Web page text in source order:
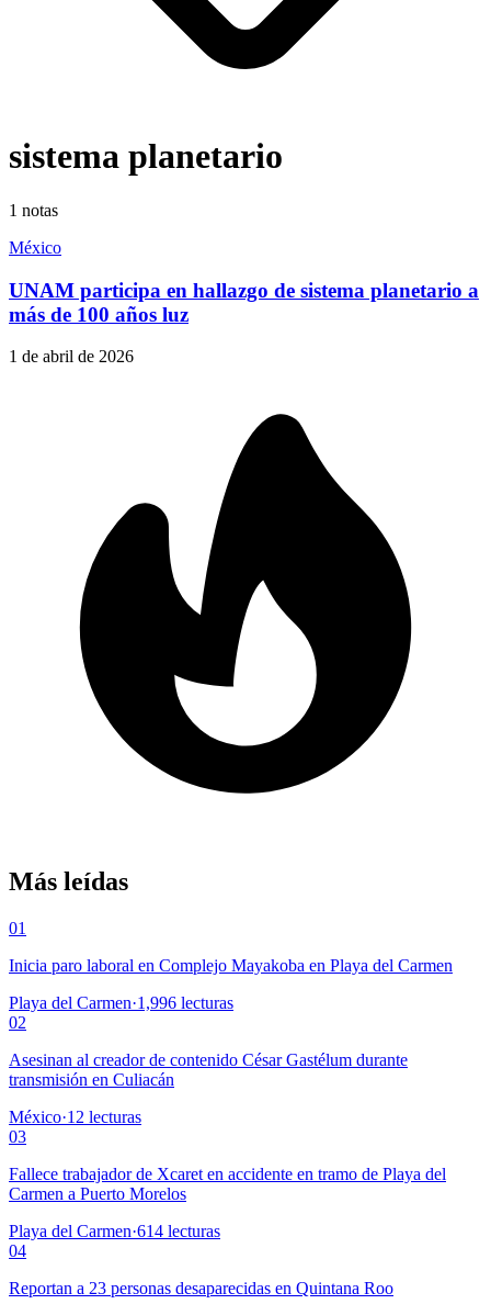
sistema planetario
1 notas
México
UNAM participa en hallazgo de sistema planetario a
más de 100 años luz
1 de abril de 2026
Más leídas
01
Inicia paro laboral en Complejo Mayakoba en Playa del Carmen
Playa del Carmen·1,996 lecturas
02
Asesinan al creador de contenido César Gastélum durante
transmisión en Culiacán
México·12 lecturas
03
Fallece trabajador de Xcaret en accidente en tramo de Playa del
Carmen a Puerto Morelos
Playa del Carmen·614 lecturas
04
Reportan a 23 personas desaparecidas en Quintana Roo